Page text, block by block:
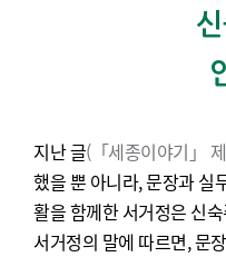
지난 글(「세종이야기」
했을 뿐 아니라, 문장과 실
활을 함께한 서거정은 신
서거정의 말에 따르면, 문